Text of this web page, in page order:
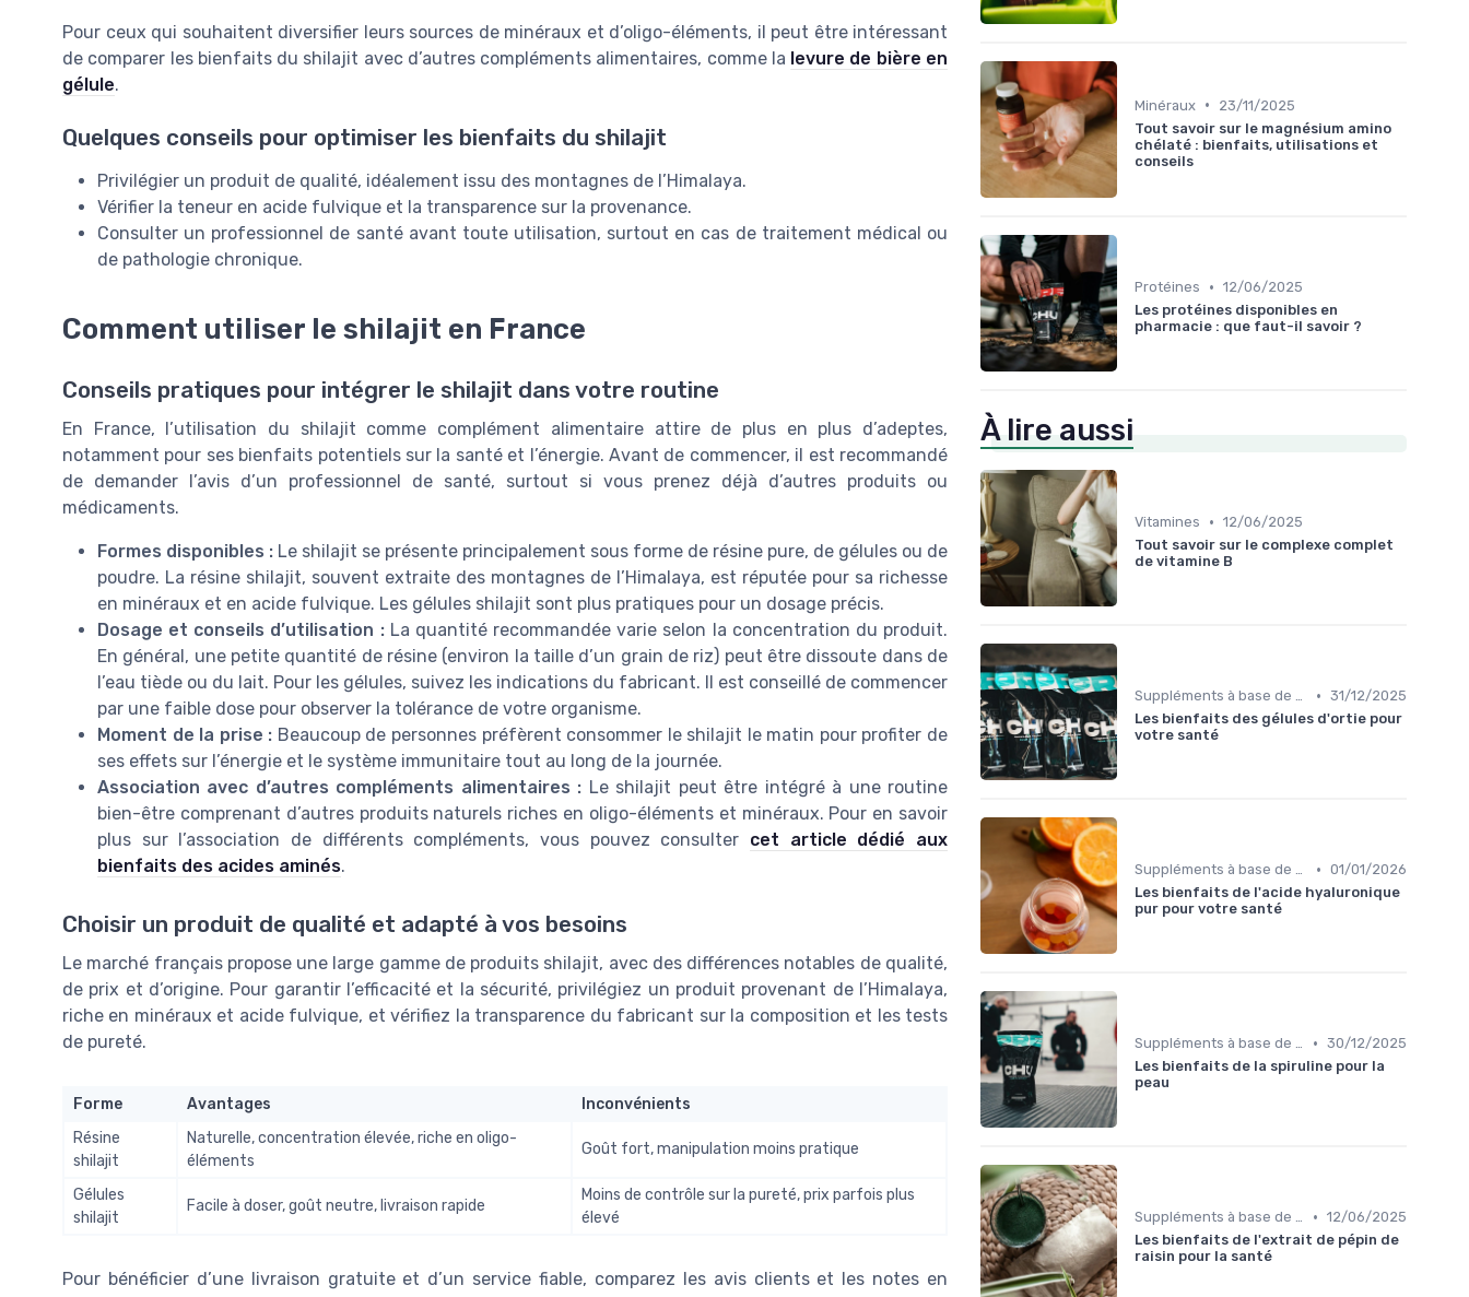
Pour ceux qui souhaitent diversifier leurs sources de minéraux et d’oligo-éléments, il peut être intéressant
de comparer les bienfaits du shilajit avec d’autres compléments alimentaires, comme la levure de bière en
gélule.
Quelques conseils pour optimiser les bienfaits du shilajit
Privilégier un produit de qualité, idéalement issu des montagnes de l’Himalaya.
Vérifier la teneur en acide fulvique et la transparence sur la provenance.
Consulter un professionnel de santé avant toute utilisation, surtout en cas de traitement médical ou
de pathologie chronique.
Comment utiliser le shilajit en France
Conseils pratiques pour intégrer le shilajit dans votre routine
En France, l’utilisation du shilajit comme complément alimentaire attire de plus en plus d’adeptes,
notamment pour ses bienfaits potentiels sur la santé et l’énergie. Avant de commencer, il est recommandé
de demander l’avis d’un professionnel de santé, surtout si vous prenez déjà d’autres produits ou
médicaments.
Formes disponibles : Le shilajit se présente principalement sous forme de résine pure, de gélules ou de
poudre. La résine shilajit, souvent extraite des montagnes de l’Himalaya, est réputée pour sa richesse
en minéraux et en acide fulvique. Les gélules shilajit sont plus pratiques pour un dosage précis.
Dosage et conseils d’utilisation :La quantité recommandée varie selon la concentration du produit.
En général, une petite quantité de résine (environ la taille d’un grain de riz) peut être dissoute dans de
l’eau tiède ou du lait. Pour les gélules, suivez les indications du fabricant. Il est conseillé de commencer
par une faible dose pour observer la tolérance de votre organisme.
Moment de la prise : Beaucoup de personnes préfèrent consommer le shilajit le matin pour profiter de
ses effets sur l’énergie et le système immunitaire tout au long de la journée.
Association avec d’autres compléments alimentaires : Le shilajit peut être intégré à une routine
bien-être comprenant d’autres produits naturels riches en oligo-éléments et minéraux. Pour en savoir
plus sur l’association de différents compléments, vous pouvez consulter cet article dédié aux
bienfaits des acides aminés.
Choisir un produit de qualité et adapté à vos besoins
Le marché français propose une large gamme de produits shilajit, avec des différences notables de qualité,
de prix et d’origine. Pour garantir l’efficacité et la sécurité, privilégiez un produit provenant de l’Himalaya,
riche en minéraux et acide fulvique, et vérifiez la transparence du fabricant sur la composition et les tests
de pureté.
Forme Avantages
Inconvénients
Résine
shilajit
Naturelle, concentration élevée, riche en oligo-
éléments
Goût fort, manipulation moins pratique
Gélules
shilajit
Facile à doser, goût neutre, livraison rapide
Moins de contrôle sur la pureté, prix parfois plus
élevé
Pour bénéficier d’une livraison gratuite et d’un service fiable, comparez les avis clients et les notes en
Minéraux •
23/11/2025
Tout savoir sur le magnésium amino
chélaté : bienfaits, utilisations et
conseils
Protéines • 12/06/2025
Les protéines disponibles en
pharmacie : que faut-il savoir ?
À lire aussi
Vitamines • 12/06/2025
Tout savoir sur le complexe complet
de vitamine B
Suppléments à base de plantes • 31/12/2025
Les bienfaits des gélules d'ortie pour
votre santé
Suppléments à base de plantes • 01/01/2026
Les bienfaits de l'acide hyaluronique
pur pour votre santé
Suppléments à base de plantes • 30/12/2025
Les bienfaits de la spiruline pour la
peau
Suppléments à base de plantes • 12/06/2025
Les bienfaits de l'extrait de pépin de
raisin pour la santé